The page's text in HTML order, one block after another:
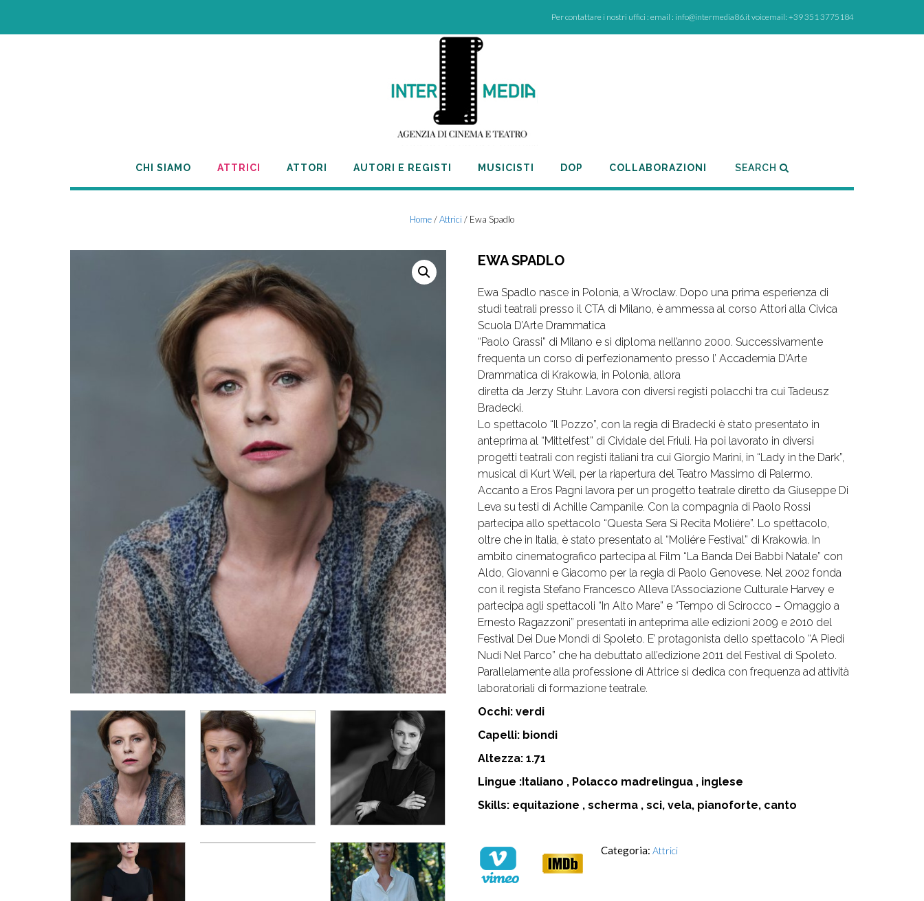
content
Per contattare i nostri uffici : email : info@intermedia86.it voicemail: +39 351 3775184
CHI SIAMO ATTRICI ATTORI AUTORI E REGISTI MUSICISTI DOP COLLABORAZIONI SEARCH
Home/Attrici / Ewa Spadlo
EWA SPADLO
Ewa Spadlo nasce in Polonia, a Wroclaw. Dopo una prima esperienza di
studi teatrali presso il CTA di Milano, è ammessa al corso Attori alla Civica
Scuola D’Arte Drammatica
“Paolo Grassi” di Milano e si diploma nell’anno 2000. Successivamente
frequenta un corso di perfezionamento presso l’ Accademia D’Arte
Drammatica di Krakowia, in Polonia, allora
diretta da Jerzy Stuhr. Lavora con diversi registi polacchi tra cui Tadeusz
Bradecki.
Lo spettacolo “Il Pozzo”, con la regia di Bradecki è stato presentato in
anteprima al “Mittelfest” di Cividale del Friuli. Ha poi lavorato in diversi
progetti teatrali con registi italiani tra cui Giorgio Marini, in “Lady in the Dark”,
musical di Kurt Weil, per la riapertura del Teatro Massimo di Palermo.
Accanto a Eros Pagni lavora per un progetto teatrale diretto da Giuseppe Di
Leva su testi di Achille Campanile. Con la compagnia di Paolo Rossi
partecipa allo spettacolo “Questa Sera Si Recita Moliére”. Lo spettacolo,
oltre che in Italia, è stato presentato al “Moliére Festival” di Krakowia. In
ambito cinematografico partecipa al Film “La Banda Dei Babbi Natale” con
Aldo, Giovanni e Giacomo per la regia di Paolo Genovese. Nel 2002 fonda
con il regista Stefano Francesco Alleva l’Associazione Culturale Harvey e
partecipa agli spettacoli “In Alto Mare” e “Tempo di Scirocco – Omaggio a
Ernesto Ragazzoni” presentati in anteprima alle edizioni 2009 e 2010 del
Festival Dei Due Mondi di Spoleto. E’ protagonista dello spettacolo “A Piedi
Nudi Nel Parco” che ha debuttato all’edizione 2011 del Festival di Spoleto.
Parallelamente alla professione di Attrice si dedica con frequenza ad attività
laboratoriali di formazione teatrale.
Occhi: verdi
Capelli: biondi
Altezza: 1.71
Lingue :Italiano , Polacco madrelingua , inglese
Skills: equitazione , scherma , sci, vela, pianoforte, canto
Categoria: Attrici